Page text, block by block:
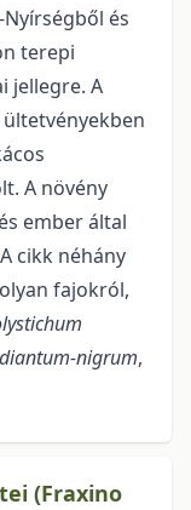
és
terepi
jellegre. A
A növény
ember által
cikk néhány
fajokról,
nigrum,
(Fraxino